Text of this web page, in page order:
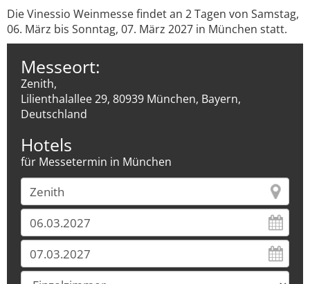
Die Vinessio Weinmesse findet an 2 Tagen von Samstag,
06. März bis Sonntag, 07. März 2027 in München statt.
Messeort:
Zenith,
Lilienthalallee 29, 80939 München, Bayern,
Deutschland
Hotels
für Messetermin in München